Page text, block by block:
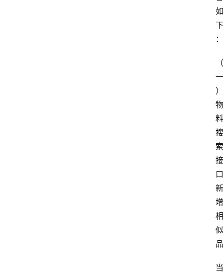
如
下
：
（
一
）
物
料
搜
索
接
口
新
增
相
似
品
当